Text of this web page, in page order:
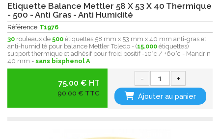
Etiquette Balance Mettler 58 X 53 X 40 Thermique
- 500 - Anti Gras - Anti Humidité
Référence T1976
30 rouleaux de 500 étiquettes 58 mm x 53 mm x 40 mm anti-gras et
anti-humidité pour balance Mettler Toledo - (15.000 étiquettes)
support thermique et adhésif pour froid positif -10°c / +60°c - Mandrin
40 mm - sans bisphenol A
75.00 € HT
90,00 € TTC
- +
Ajouter au panier